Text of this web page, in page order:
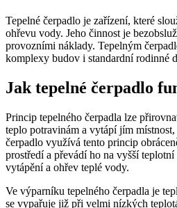
Tepelné čerpadlo je zařízení, které
ohřevu vody. Jeho činnost je
provozními náklady. Tepelným
komplexy budov i standardní rodinné
Jak tepelné čerpadlo
Princip tepelného čerpadla lze
teplo potravinám a vytápí jím
čerpadlo využívá tento princip
prostředí a převádí ho na vyšší
vytápění a ohřev teplé vody.
Ve výparníku tepelného čerpadla je
se vypařuje již při velmi nízkých